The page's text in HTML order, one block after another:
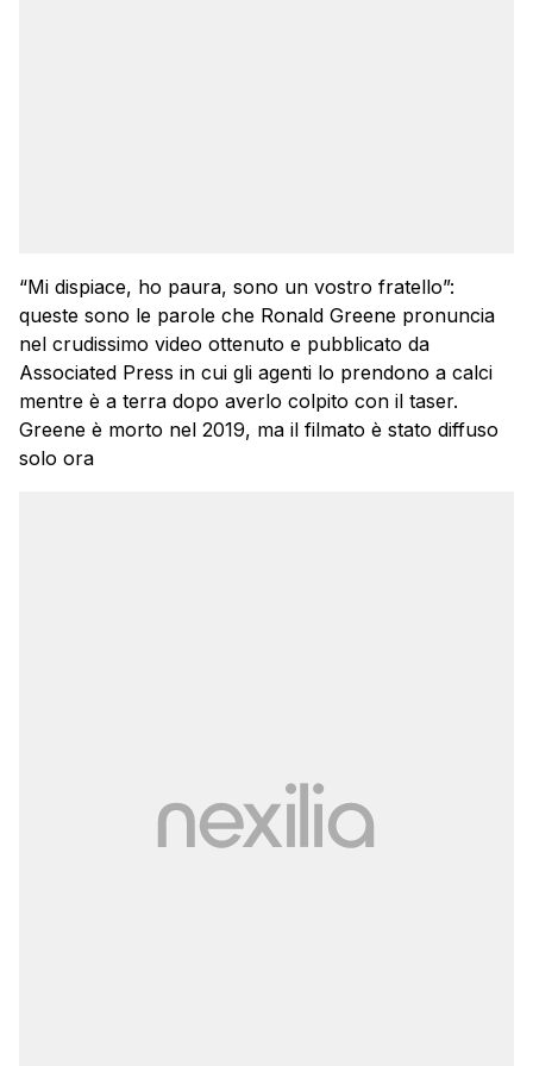
“Mi dispiace, ho paura, sono un vostro fratello”:
queste sono le parole che Ronald Greene pronuncia
nel crudissimo video ottenuto e pubblicato da
Associated Press in cui gli agenti lo prendono a calci
mentre è a terra dopo averlo colpito con il taser.
Greene è morto nel 2019, ma il filmato è stato diffuso
solo ora